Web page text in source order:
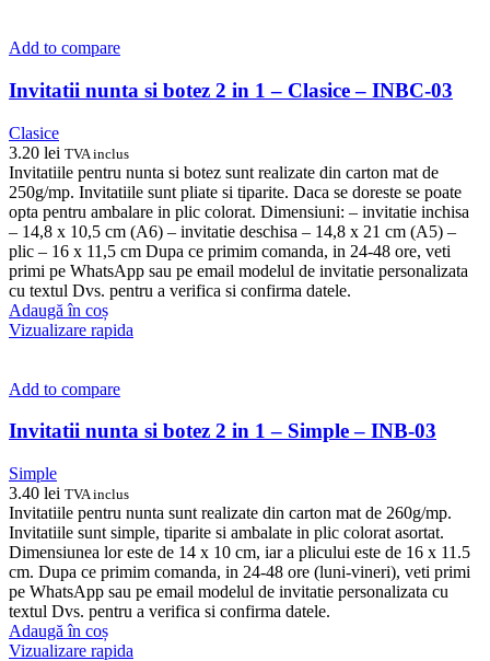
Add to compare
Invitatii nunta si botez 2 in 1 – Clasice – INBC-03
Clasice
3.20 lei TVA inclus
Invitatiile pentru nunta si botez sunt realizate din carton mat de
250g/mp. Invitatiile sunt pliate si tiparite. Daca se doreste se poate
opta pentru ambalare in plic colorat. Dimensiuni: – invitatie inchisa
– 14,8 x 10,5 cm (A6) – invitatie deschisa – 14,8 x 21 cm (A5) –
plic – 16 x 11,5 cm Dupa ce primim comanda, in 24-48 ore, veti
primi pe WhatsApp sau pe email modelul de invitatie personalizata
cu textul Dvs. pentru a verifica si confirma datele.
Adaugă în coș
Vizualizare rapida
Add to compare
Invitatii nunta si botez 2 in 1 – Simple – INB-03
Simple
3.40 lei TVA inclus
Invitatiile pentru nunta sunt realizate din carton mat de 260g/mp.
Invitatiile sunt simple, tiparite si ambalate in plic colorat asortat.
Dimensiunea lor este de 14 x 10 cm, iar a plicului este de 16 x 11.5
cm. Dupa ce primim comanda, in 24-48 ore (luni-vineri), veti primi
pe WhatsApp sau pe email modelul de invitatie personalizata cu
textul Dvs. pentru a verifica si confirma datele.
Adaugă în coș
Vizualizare rapida